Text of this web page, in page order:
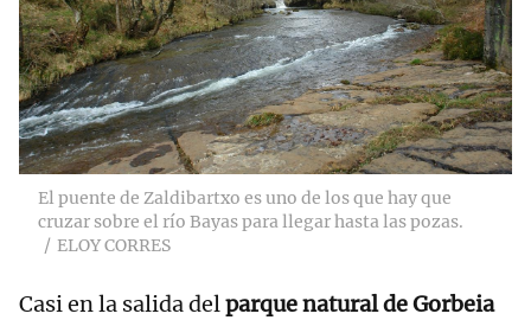
El puente de Zaldibartxo es uno de los que hay que
cruzar sobre el río Bayas para llegar hasta las pozas.
ELOY CORRES
Casi en la salida delparque natural de Gorbeia